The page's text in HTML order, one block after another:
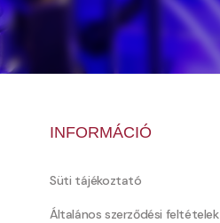
INFORMÁCIÓ
Süti tájékoztató
Általános szerződési feltételek